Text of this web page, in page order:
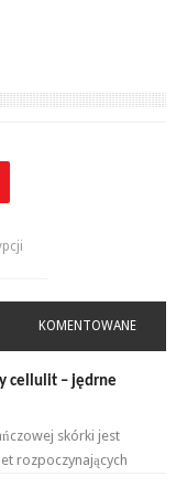
KOMENTOWANE
cellulit – jędrne
skórki jest
rozpoczynających